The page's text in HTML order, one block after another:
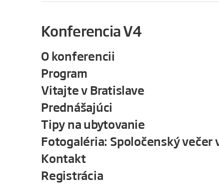
Konferencia V4
O konferencii
Program
Vitajte v Bratislave
Prednášajúci
Tipy na ubytovanie
Fotogaléria: Spoločenský večer
Kontakt
Registrácia